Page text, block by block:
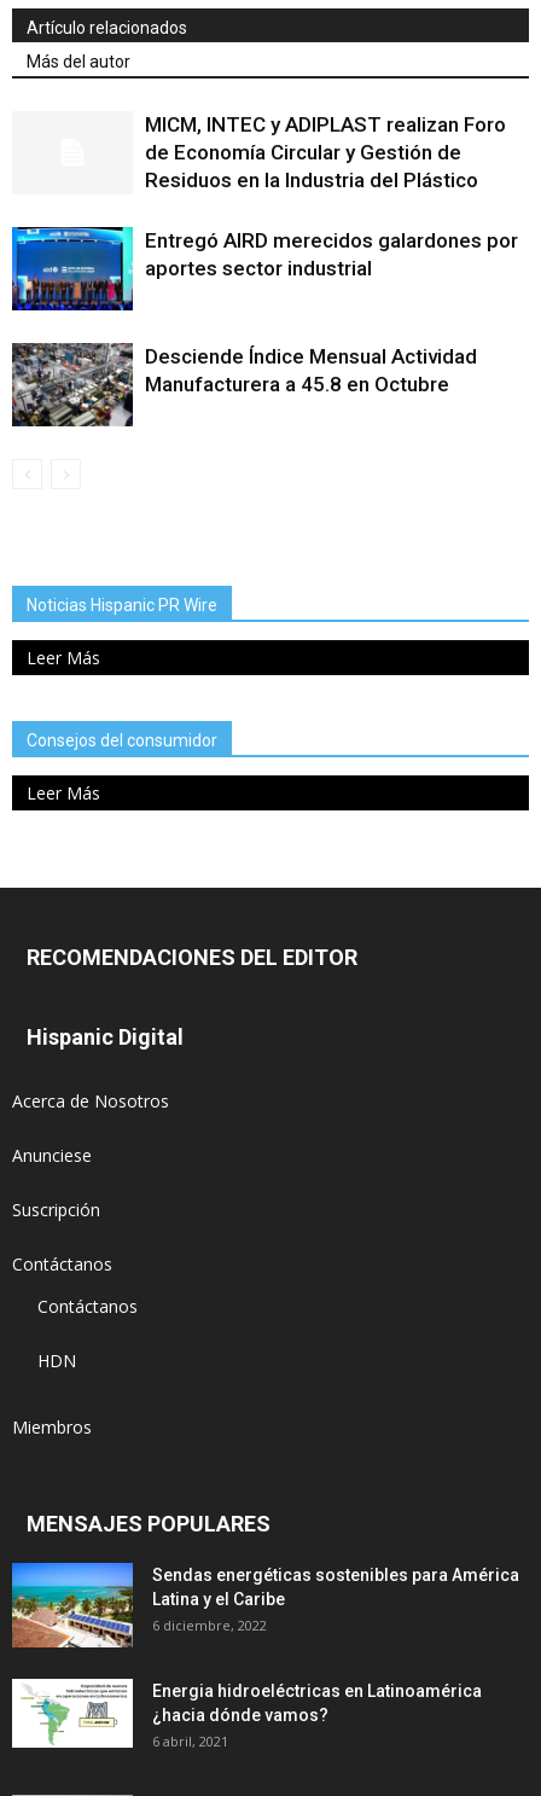
Artículo relacionados
Más del autor
MICM, INTEC y ADIPLAST realizan Foro
de Economía Circular y Gestión de
Residuos en la Industria del Plástico
Entregó AIRD merecidos galardones por
aportes sector industrial
Desciende Índice Mensual Actividad
Manufacturera a 45.8 en Octubre
Noticias Hispanic PR Wire
Leer Más
Consejos del consumidor
Leer Más
RECOMENDACIONES DEL EDITOR
Hispanic Digital
Acerca de Nosotros
Anunciese
Suscripción
Contáctanos
Contáctanos
HDN
Miembros
MENSAJES POPULARES
Sendas energéticas sostenibles para América
Latina y el Caribe
6 diciembre, 2022
Energia hidroeléctricas en Latinoamérica
¿hacia dónde vamos?
6 abril, 2021